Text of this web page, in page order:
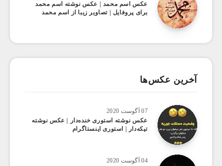
عکس اسم محمد | عکس نوشته اسم محمد
برای پروفایل | تصاویر زیبا از اسم محمد
آخرین عکس‌ها
07 آگوست 2020
عکس ‌نوشته استوری خنده‌دار | عکس نوشته
تیکه‌دار | استوری اینستاگرام
04 آگوست 2020